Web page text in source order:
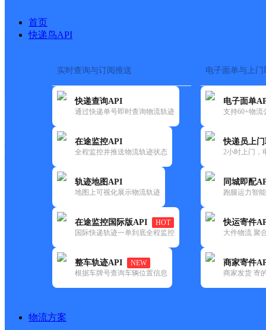
首页
快递鸟API
实时查询与订阅推送
快递查询API
通过快递单号即时查询物流轨迹
在途监控API
全程监控并推送物流轨迹状态
轨迹地图API
地图上可视化展示物流轨迹
在途监控国际版API
HOT
国际快递轨迹一单到底全程监控
整车轨迹API
NEW
根据车牌号查询车辆位置信息
电子面单与上门
电子面单
支持60+物流
快递员上
2小时上门，
同城即配
跑腿运力智
快运寄件
大件物流 聚
商家寄件
商家发货 寄
物流方案
快运大全 快递时效
邮政
三要邮政支局
更新时间：2021-12-03 00:00:00
所属快递：邮政国内
所属区域：陕西省-商洛市-洛南县